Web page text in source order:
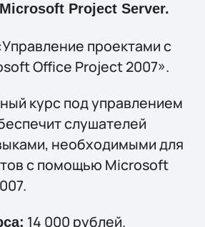
Project Server.
проектами с
Office Project 2007».
курс под управлением
слушателей
необходимыми для
с помощью Microsoft
14 000 рублей.